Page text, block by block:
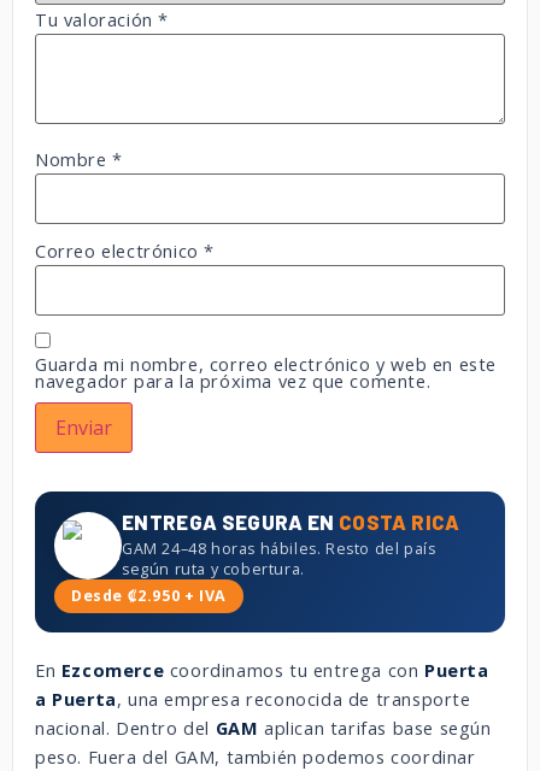
Tu valoración*
Nombre*
Correo electrónico*
Guarda mi nombre, correo electrónico y web en este
navegador para la próxima vez que comente.
ENTREGA SEGURA EN COSTA RICA
GAM 24–48 horas hábiles. Resto del país
según ruta y cobertura.
Desde ₡2.950 + IVA
En Ezcomerce coordinamos tu entrega con Puerta
a Puerta, una empresa reconocida de transporte
nacional. Dentro del GAM aplican tarifas base según
peso. Fuera del GAM, también podemos coordinar